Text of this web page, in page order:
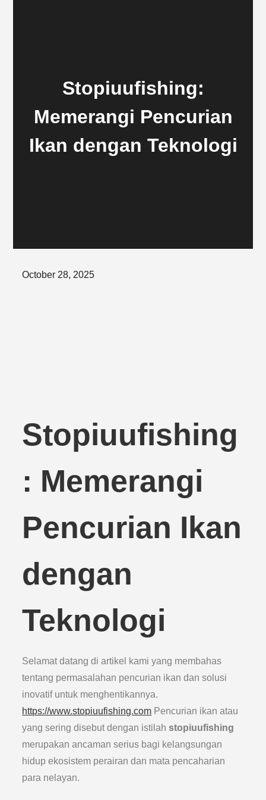
Stopiuufishing:
Memerangi Pencurian
Ikan dengan Teknologi
Posted
October 28, 2025
Stopiuufishing
: Memerangi
Pencurian Ikan
dengan
Teknologi
Selamat datang di artikel kami yang membahas
tentang permasalahan pencurian ikan dan solusi
inovatif untuk menghentikannya.
https://www.stopiuufishing.com Pencurian ikan atau
yang sering disebut dengan istilahstopiuufishing
merupakan ancaman serius bagi kelangsungan
hidup ekosistem perairan dan mata pencaharian
para nelayan.